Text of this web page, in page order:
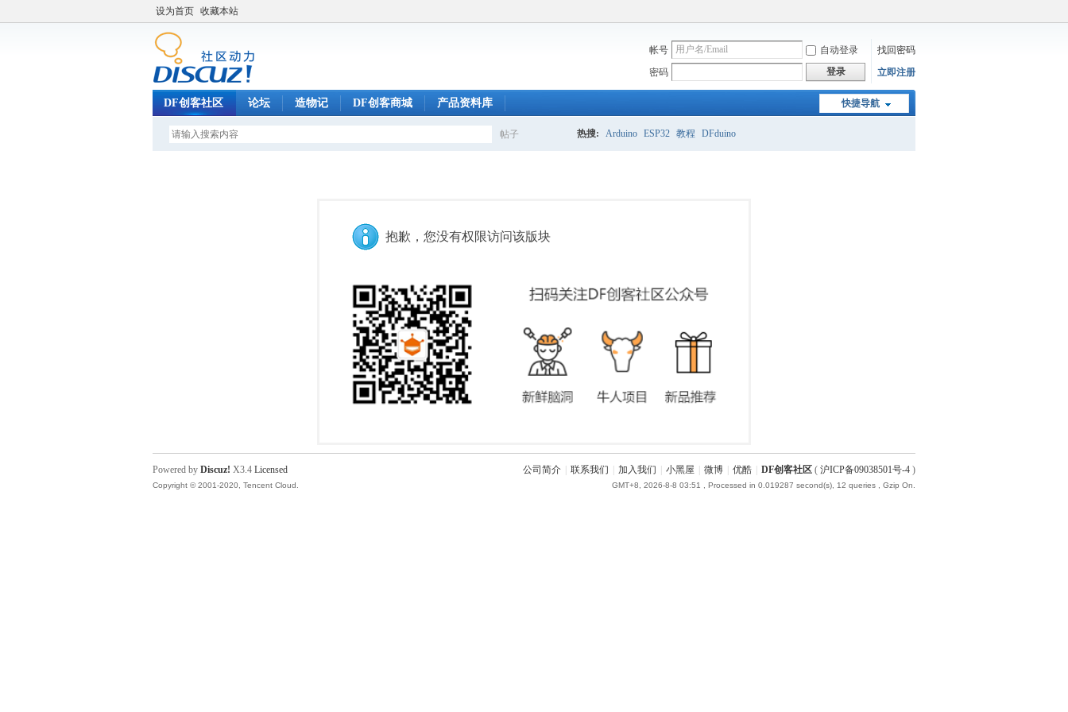
设为首页 收藏本站
帐号 自动登录
找回密码
密码
登录 立即注册
快捷导航
DF创客社区 论坛 造物记 DF创客商城 产品资料库
帖子 热搜: Arduino ESP32 教程 DFduino
抱歉，您没有权限访问该版块
公司简介 联系我们 加入我们 小黑屋 微博 优酷 DF创客社区 ( 沪ICP备09038501号-4 )
GMT+8, 2026-8-8 03:51 , Processed in 0.019287 second(s), 12 queries , Gzip On.
Powered by Discuz! X3.4 Licensed
Copyright © 2001-2020, Tencent Cloud.